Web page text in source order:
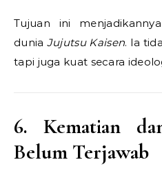
Tujuan ini
dunia Jujutsu Kaisen. Ia
tapi juga kuat secara
6. Kematian
Belum Terjawab